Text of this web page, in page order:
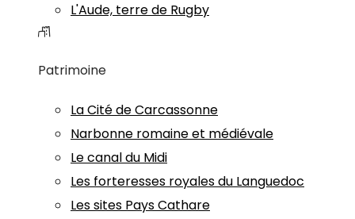
L'Aude, terre de Rugby
Patrimoine
La Cité de Carcassonne
Narbonne romaine et médiévale
Le canal du Midi
Les forteresses royales du Languedoc
Les sites Pays Cathare